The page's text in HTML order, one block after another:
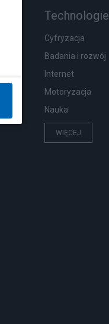
Technologie
Cyfryzacja
Badania i rozwój
Internet
Motoryzacja
Nauka
WIĘCEJ